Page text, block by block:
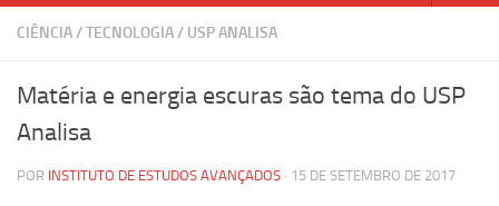
Página Inicial
Inscrição
CIÊNCIA/TECNOLOGIA/ USP ANALISA
Matéria e energia escuras são tema do USP
Analisa
POR INSTITUTO DE ESTUDOS AVANÇADOS · 15 DE SETEMBRO DE 2017